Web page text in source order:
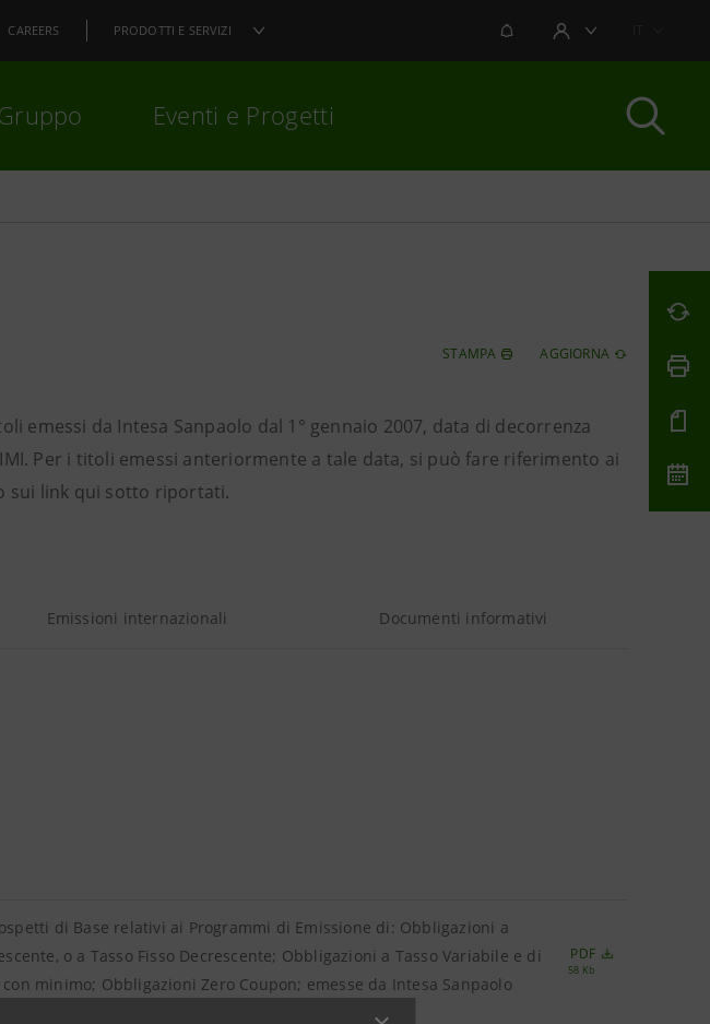
CAREERS PRODOTTI E SERVIZI NOTIFICHEAREA UTENTE
Eventi e Progetti
STAMPA AGGIORNA
emessi da Intesa Sanpaolo dal 1° gennaio 2007, data di decorrenza
Per i titoli emessi anteriormente a tale data, si può fare riferimento ai
sui link qui sotto riportati.
Emissioni internazionali Documenti informativi
di Base relativi ai Programmi di Emissione di: Obbligazioni a
o a Tasso Fisso Decrescente; Obbligazioni a Tasso Variabile e di
minimo; Obbligazioni Zero Coupon; emesse da Intesa Sanpaolo
PDF
58 Kb